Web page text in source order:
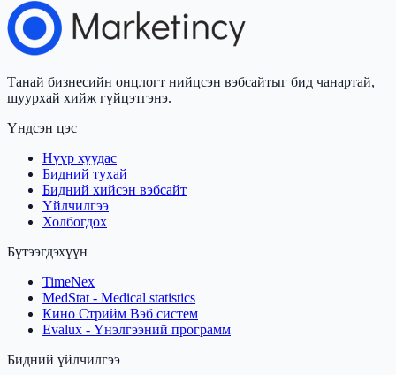
Танай бизнесийн онцлогт нийцсэн вэбсайтыг бид чанартай,
шуурхай хийж гүйцэтгэнэ.
Үндсэн цэс
Нүүр хуудас
Бидний тухай
Бидний хийсэн вэбсайт
Үйлчилгээ
Холбогдох
Бүтээгдэхүүн
TimeNex
MedStat - Medical statistics
Кино Стрийм Вэб систем
Evalux - Үнэлгээний программ
Бидний үйлчилгээ